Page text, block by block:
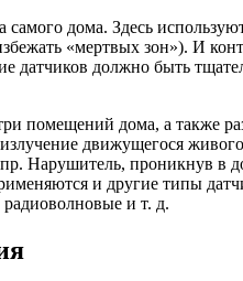
дома. Здесь
«мертвых зон»). И
датчиков должно быть
помещений дома, а также
движущегося
Нарушитель, проникнув в
и другие типы
и т. д.